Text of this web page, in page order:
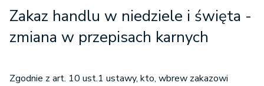
Zakaz handlu w niedziele i święta -
zmiana w przepisach karnych
Zgodnie z art. 10 ust.1 ustawy, kto, wbrew zakazowi